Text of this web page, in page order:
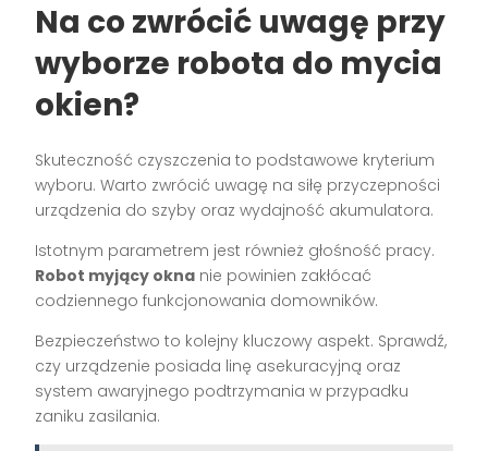
Na co zwrócić uwagę przy
wyborze robota do mycia
okien?
Skuteczność czyszczenia to podstawowe kryterium
wyboru. Warto zwrócić uwagę na siłę przyczepności
urządzenia do szyby oraz wydajność akumulatora.
Istotnym parametrem jest również głośność pracy.
Robot myjący okna nie powinien zakłócać
codziennego funkcjonowania domowników.
Bezpieczeństwo to kolejny kluczowy aspekt. Sprawdź,
czy urządzenie posiada linę asekuracyjną oraz
system awaryjnego podtrzymania w przypadku
zaniku zasilania.